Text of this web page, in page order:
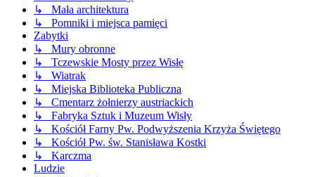
↳ Mała architektura
↳ Pomniki i miejsca pamięci
Zabytki
↳ Mury obronne
↳ Tczewskie Mosty przez Wisłę
↳ Wiatrak
↳ Miejska Biblioteka Publiczna
↳ Cmentarz żołnierzy austriackich
↳ Fabryka Sztuk i Muzeum Wisły
↳ Kościół Farny Pw. Podwyższenia Krzyża Świętego
↳ Kościół Pw. św. Stanisława Kostki
↳ Karczma
Ludzie